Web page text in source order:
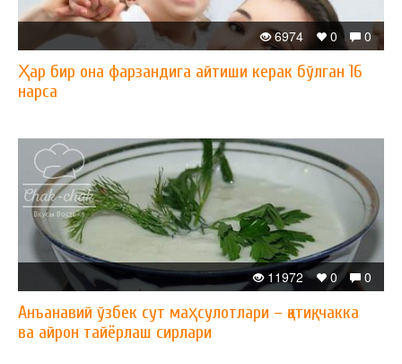
0
0
6974
Ҳар бир она фарзандига айтиши керак бўлган 16
нарса
0
0
11972
Анъанавий ўзбек сут маҳсулотлари – қатиқ, чакка
ва айрон тайёрлаш сирлари